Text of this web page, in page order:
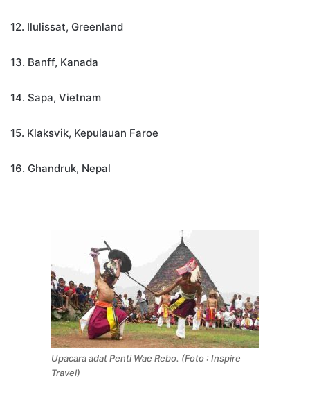
12. Ilulissat, Greenland
13. Banff, Kanada
14. Sapa, Vietnam
15. Klaksvik, Kepulauan Faroe
16. Ghandruk, Nepal
Upacara adat Penti Wae Rebo. (Foto : Inspire
Travel)